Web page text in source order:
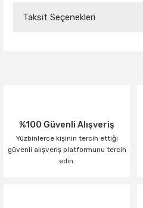
Taksit Seçenekleri
%100 Güvenli Alışveriş
Yüzbinlerce kişinin tercih ettiği
güvenli alışveriş platformunu tercih
edin.